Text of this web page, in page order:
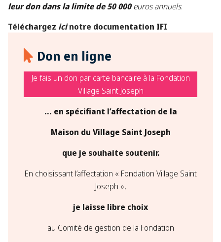
leur don dans la limite de 50 000euros annuels.
Téléchargez icinotre documentation IFI
Don en ligne
Je fais un don par carte bancaire à la Fondation
Village Saint Joseph
… en spécifiant l’affectation de la
Maison du Village Saint Joseph
que je souhaite soutenir.
En choisissant l’affectation « Fondation Village Saint
Joseph »,
je laisse libre choix
au Comité de gestion de la Fondation